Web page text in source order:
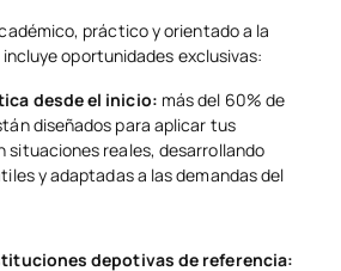
práctico y orientado a la
oportunidades exclusivas:
desde el inicio: más del 60% de
diseñados para aplicar tus
situaciones reales, desarrollando
y adaptadas a las demandas del
depotivas de referencia: